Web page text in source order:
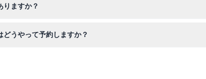
りますか？
うやって予約しますか？